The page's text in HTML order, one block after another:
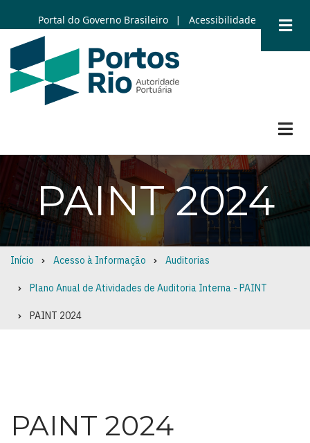
to
main
content
Portal do Governo Brasileiro | Acessibilidade
PAINT 2024
Breadcrumb
Início Acesso à Informação Auditorias
Plano Anual de Atividades de Auditoria Interna - PAINT
PAINT 2024
PAINT 2024